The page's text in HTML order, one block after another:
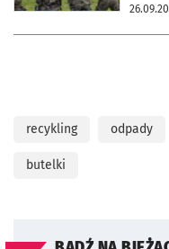
recykling odpady
butelki